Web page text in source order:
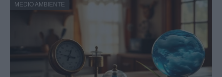
MEDIO AMBIENTE